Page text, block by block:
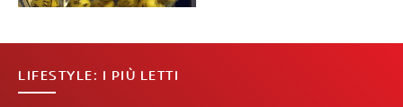
LIFESTYLE: I PIÙ LETTI